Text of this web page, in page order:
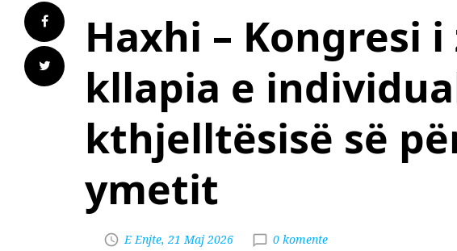
Haxhi – Kongresi
kllapia e
kthjelltësisë së
ymetit
E Enjte, 21 Maj 2026 0 komente